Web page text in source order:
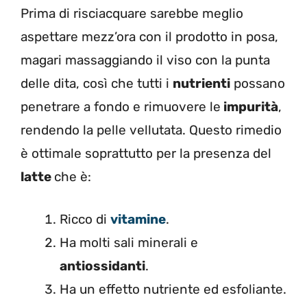
Prima di risciacquare sarebbe meglio
aspettare mezz’ora con il prodotto in posa,
magari massaggiando il viso con la punta
delle dita, così che tutti i nutrienti possano
penetrare a fondo e rimuovere le impurità,
rendendo la pelle vellutata. Questo rimedio
è ottimale soprattutto per la presenza del
latte che è:
Ricco di vitamine.
Ha molti sali minerali e
antiossidanti.
Ha un effetto nutriente ed esfoliante.